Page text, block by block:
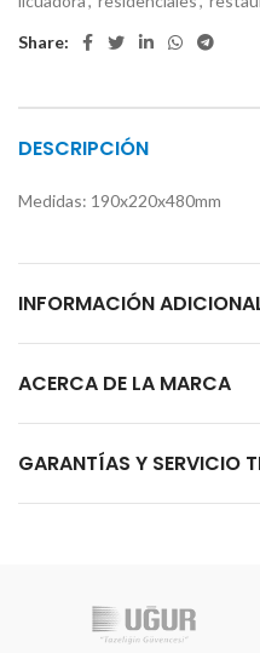
Share:
DESCRIPCIÓN
Medidas: 190x220x480mm
INFORMACIÓN
ACERCA DE LA MARCA
GARANTÍAS Y SERVICIO